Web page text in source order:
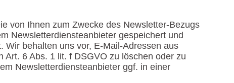
von Ihnen zum Zwecke des Newsletter-Bezugs
Newsletterdiensteanbieter gespeichert und
Wir behalten uns vor, E-Mail-Adressen aus
6 Abs. 1 lit. f DSGVO zu löschen oder zu
Newsletterdiensteanbieter ggf. in einer